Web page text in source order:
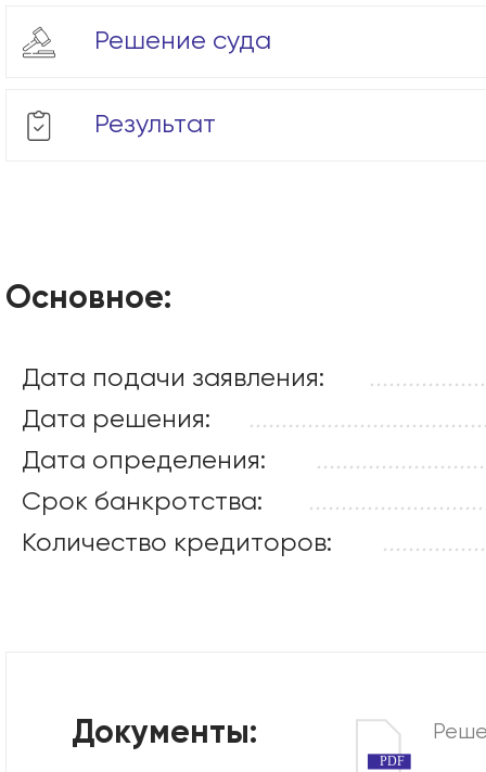
Решение суда
Результат
Основное:
Дата подачи заявления:
Дата решения:
Дата определения:
Срок банкротства:
Количество кредиторов:
Документы:
PDF